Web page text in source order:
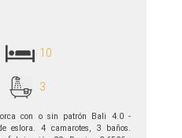
10
3
con o sin patrón Bali 4.0 -
eslora. 4 camarotes, 3 baños.